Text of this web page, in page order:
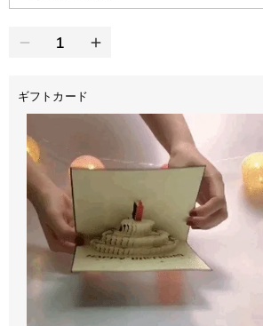
ギフトカード